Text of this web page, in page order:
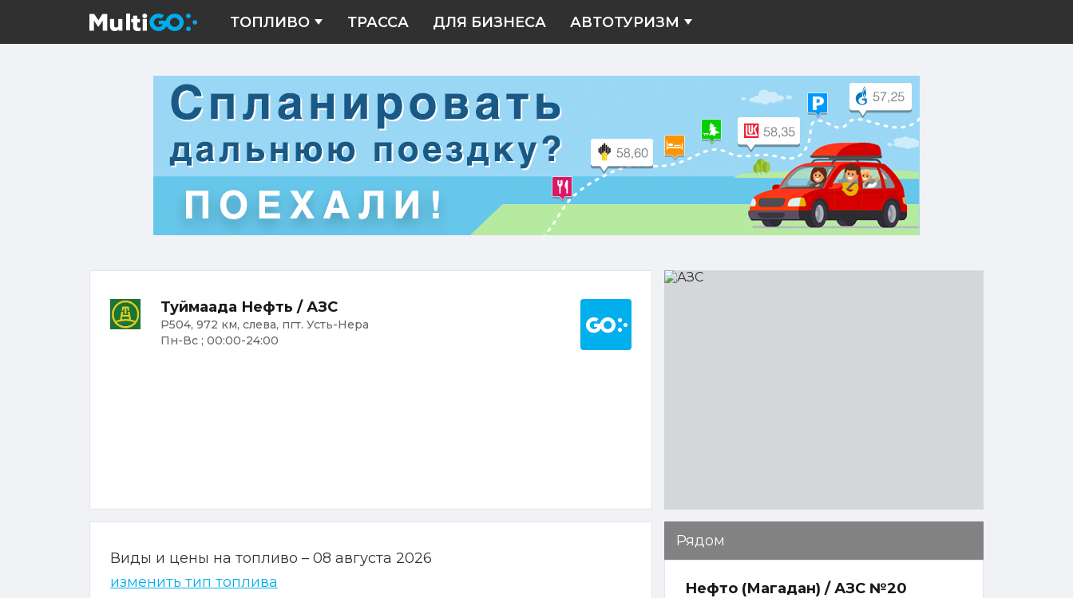
ТОПЛИВО ТРАССА ДЛЯ БИЗНЕСА АВТОТУРИЗМ
Туймаада Нефть / АЗС
Р504, 972 км, слева, пгт. Усть-Нера
Пн-Вс ; 00:00-24:00
Построить маршрут на Yandex.
АЗС
Виды и цены на топливо – 08 августа 2026
изменить тип топлива
Рядом
Нефто (Магадан) / АЗС №20